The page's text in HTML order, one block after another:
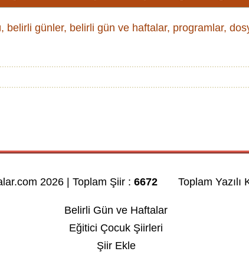
belirli günler, belirli gün ve haftalar, programlar,
2026 | Toplam Şiir :6672 Toplam Yazılı
Belirli Gün ve Haftalar
Eğitici Çocuk Şiirleri
Şiir Ekle